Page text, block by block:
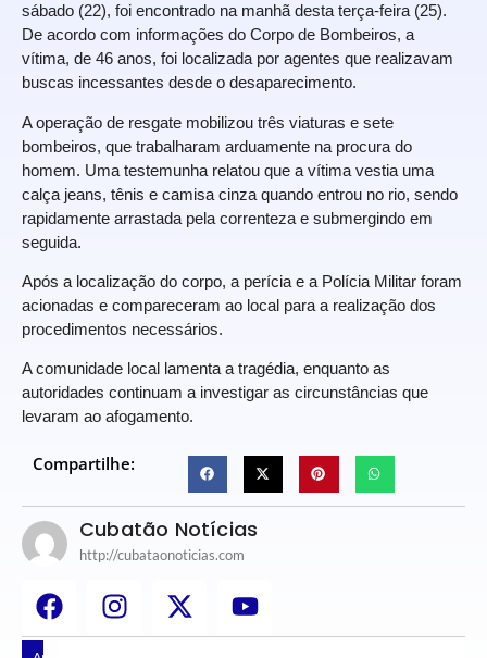
sábado (22), foi encontrado na manhã desta terça-feira (25).
De acordo com informações do Corpo de Bombeiros, a
vítima, de 46 anos, foi localizada por agentes que realizavam
buscas incessantes desde o desaparecimento.
A operação de resgate mobilizou três viaturas e sete
bombeiros, que trabalharam arduamente na procura do
homem. Uma testemunha relatou que a vítima vestia uma
calça jeans, tênis e camisa cinza quando entrou no rio, sendo
rapidamente arrastada pela correnteza e submergindo em
seguida.
Após a localização do corpo, a perícia e a Polícia Militar foram
acionadas e compareceram ao local para a realização dos
procedimentos necessários.
A comunidade local lamenta a tragédia, enquanto as
autoridades continuam a investigar as circunstâncias que
levaram ao afogamento.
Compartilhe:
Cubatão Notícias
http://cubataonoticias.com